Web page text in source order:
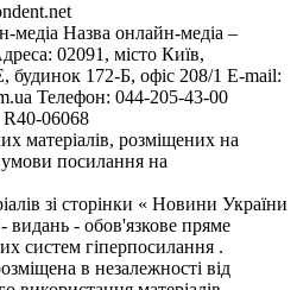
медіа Назва онлайн-медіа –
02091, місто Київ,
172-Б, офіс 208/1 E-mail:
Телефон: 044-205-43-00
R40-06068
матеріалів, розміщених на
умови посилання на
зі сторінки « Новини України
- видань - обов'язкове пряме
систем гіперпосилання .
в незалежності від